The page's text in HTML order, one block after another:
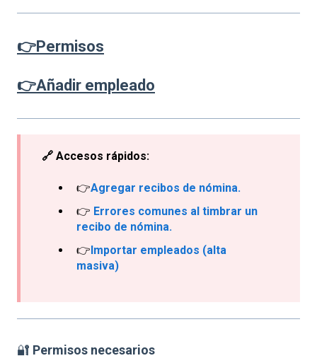
👉Permisos
👉Añadir empleado
🔗 Accesos rápidos:
👉Agregar recibos de nómina.
👉 Errores comunes al timbrar un
recibo de nómina.
👉 Importar empleados (alta
masiva)
🔐 Permisos necesarios